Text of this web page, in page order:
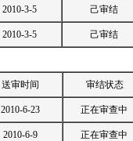
2010-3-5 己审结
2010-3-5 己审结
送审时间 审结状态
2010-6-23 正在审查中
2010-6-9 正在审查中